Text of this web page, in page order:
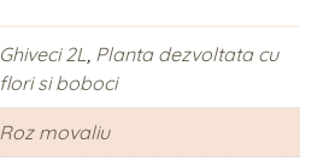
Ghiveci 2L
Planta dezvoltata cu
flori si boboci
Roz movaliu